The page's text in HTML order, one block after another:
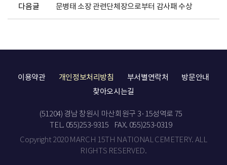
다음글 문병태 소장 관련단체장으로부터 감사패 수상
이용약관 개인정보처리방침 부서별연락처
방문안내
찾아오시는길
(51204) 경남 창원시 마산회원구 3·15성역로 75
TEL. 055)253-9315
FAX. 055)253-0319
Copyright 2020 MARCH 15TH NATIONAL CEMETERY. ALL
RIGHTS RESERVED.